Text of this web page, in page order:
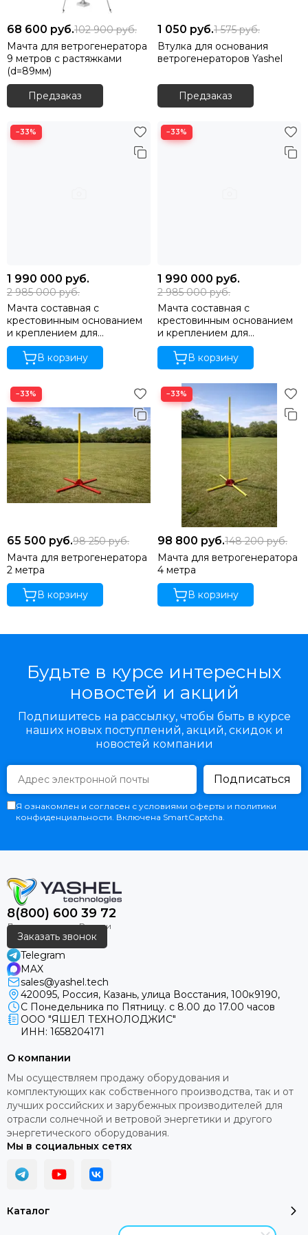
68 600 руб.102 900руб.
Мачта для ветрогенератора
9 метров с растяжками
(d=89мм)
Предзаказ
1 050 руб.1 575руб.
Втулка для основания
ветрогенераторов Yashel
Предзаказ
−33%
1 990 000 руб.
2 985 000руб.
Мачта составная с
крестовинным основанием
и креплением для
солнечных панелей YASHEL
МС-КО-2М-СП
В корзину
−33%
1 990 000 руб.
2 985 000руб.
Мачта составная с
крестовинным основанием
и креплением для
солнечных панелей YASHEL
МС-КО-4М-СП
В корзину
−33%
65 500 руб.98 250руб.
Мачта для ветрогенератора
2 метра
В корзину
−33%
98 800 руб.148 200руб.
Мачта для ветрогенератора
4 метра
В корзину
Будьте в курсе интересных
новостей и акций
Подпишитесь на рассылку, чтобы быть в курсе
наших новых поступлений, акций, скидок и
новостей компании
Подписаться
Я ознакомлен и согласен с условиями оферты и политики
конфиденциальности. Включена SmartCaptcha.
8(800) 600 39 72
Заказать звонок
Telegram
MAX
sales@yashel.tech
420095, Россия, Казань, улица Восстания, 100к9190,
С Понедельника по Пятницу. с 8.00 до 17.00 часов
ООО "ЯШЕЛ ТЕХНОЛОДЖИС"
ИНН: 1658204171
Каталог
О компании
Мы осуществляем продажу оборудования и
комплектующих как собственного производства, так и от
лучших российских и зарубежных производителей для
отрасли солнечной и ветровой энергетики и другого
энергетического оборудования.
Мы в социальных сетях